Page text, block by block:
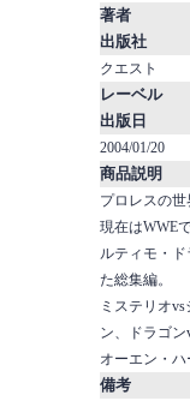
著者
出版社
クエスト
レーベル
出版日
2004/01/20
商品説明
プロレスの世
現在はWWE
ルティモ・
た総集編。
ミステリオ
ン、ドラゴ
オーエン・ハ
備考